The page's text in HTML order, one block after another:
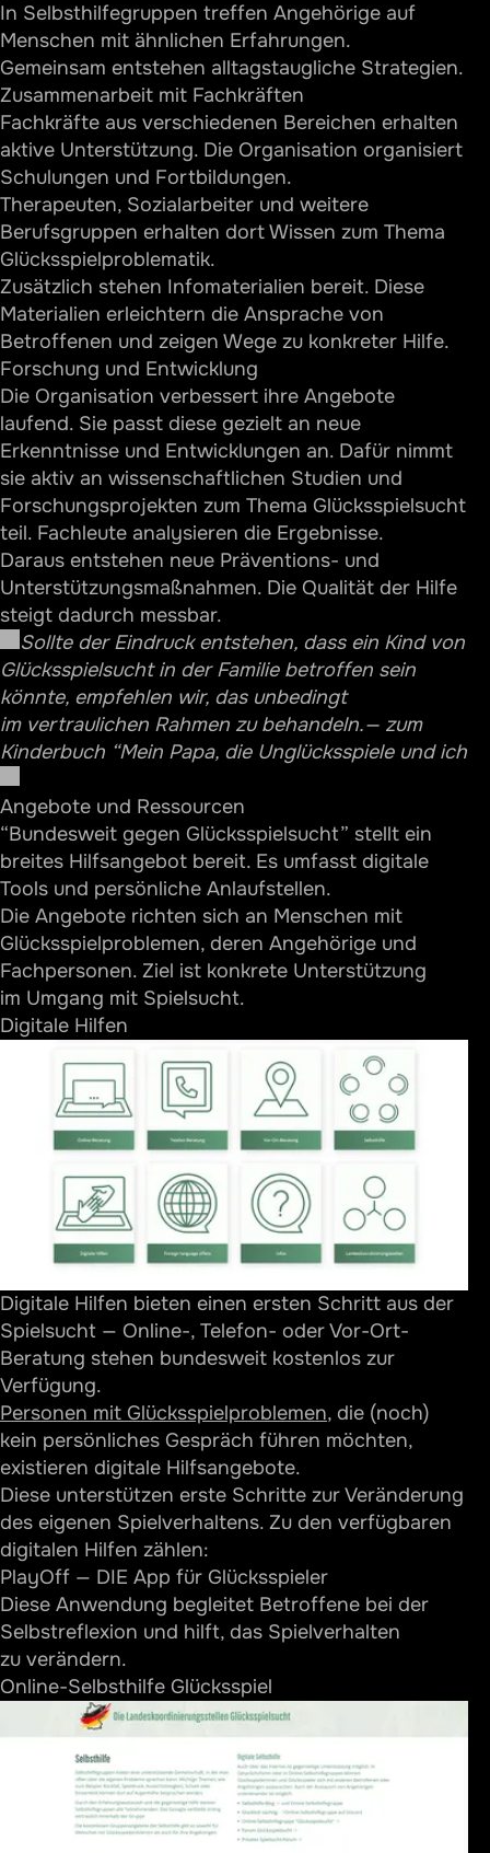
In Selbsthilfegruppen treffen Angehörige auf
Menschen mit ähnlichen Erfahrungen.
Gemeinsam entstehen alltagstaugliche Strategien.
Zusammenarbeit mit Fachkräften
Fachkräfte aus verschiedenen Bereichen erhalten
aktive Unterstützung. Die Organisation organisiert
Schulungen und Fortbildungen.
Therapeuten, Sozialarbeiter und weitere
Berufsgruppen erhalten dort Wissen zum Thema
Glücksspielproblematik.
Zusätzlich stehen Infomaterialien bereit. Diese
Materialien erleichtern die Ansprache von
Betroffenen und zeigen Wege zu konkreter Hilfe.
Forschung und Entwicklung
Die Organisation verbessert ihre Angebote
laufend. Sie passt diese gezielt an neue
Erkenntnisse und Entwicklungen an. Dafür nimmt
sie aktiv an wissenschaftlichen Studien und
Forschungsprojekten zum Thema Glücksspielsucht
teil. Fachleute analysieren die Ergebnisse.
Daraus entstehen neue Präventions- und
Unterstützungsmaßnahmen. Die Qualität der Hilfe
steigt dadurch messbar.
Sollte der Eindruck entstehen, dass ein Kind von
Glücksspielsucht in der Familie betroffen sein
könnte, empfehlen wir, das unbedingt
im vertraulichen Rahmen zu behandeln.— zum
Kinderbuch “Mein Papa, die Unglücksspiele und ich
Angebote und Ressourcen
“Bundesweit gegen Glücksspielsucht” stellt ein
breites Hilfsangebot bereit. Es umfasst digitale
Tools und persönliche Anlaufstellen.
Die Angebote richten sich an Menschen mit
Glücksspielproblemen, deren Angehörige und
Fachpersonen. Ziel ist konkrete Unterstützung
im Umgang mit Spielsucht.
Digitale Hilfen
Digitale Hilfen bieten einen ersten Schritt aus der
Spielsucht — Online-, Telefon- oder Vor-Ort-
Beratung stehen bundesweit kostenlos zur
Verfügung.
Personen mit Glücksspielproblemen, die (noch)
kein persönliches Gespräch führen möchten,
existieren digitale Hilfsangebote.
Diese unterstützen erste Schritte zur Veränderung
des eigenen Spielverhaltens. Zu den verfügbaren
digitalen Hilfen zählen:
PlayOff — DIE App für Glücksspieler
Diese Anwendung begleitet Betroffene bei der
Selbstreflexion und hilft, das Spielverhalten
zu verändern.
Online-Selbsthilfe Glücksspiel